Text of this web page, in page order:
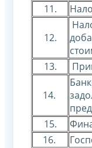
11.
12.
13.
14.
15.
16.